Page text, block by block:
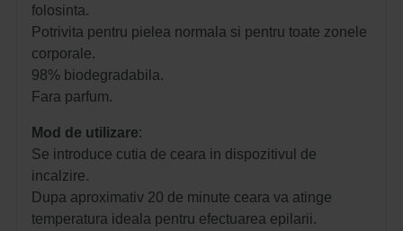
folosinta.
Potrivita pentru pielea normala si pentru toate zonele
corporale.
98% biodegradabila.
Fara parfum.
Mod de utilizare:
Se introduce cutia de ceara in dispozitivul de
incalzire.
Dupa aproximativ 20 de minute ceara va atinge
temperatura ideala pentru efectuarea epilarii.